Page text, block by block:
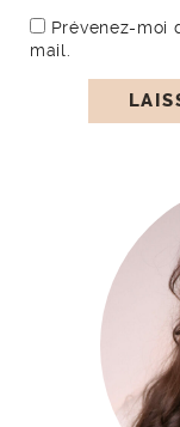
Prévenez-moi
mail.